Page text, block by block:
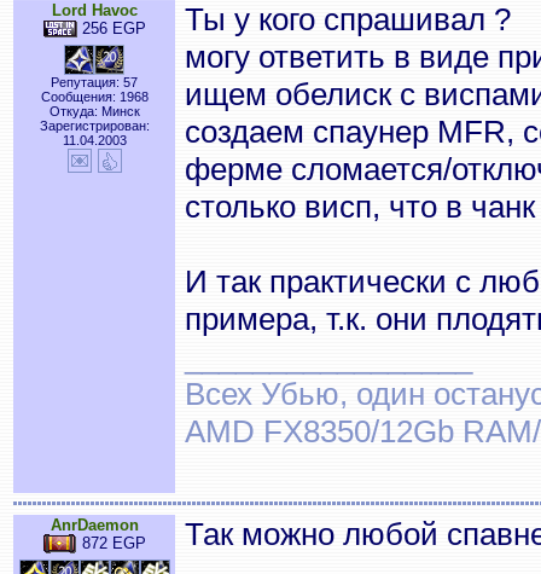
Lord Havoc
256 EGP
Репутация: 57
Сообщения: 1968
Откуда: Минск
Зарегистрирован:
11.04.2003
Ты у кого спрашивал ?
могу ответить в виде
ищем обелиск с
создаем спаунер MFR,
ферме сломается/
столько висп, что в
И так практически с
примера, т.к. они
Всех Убью, один
AMD FX8350/12Gb
AnrDaemon
872 EGP
Так можно любой